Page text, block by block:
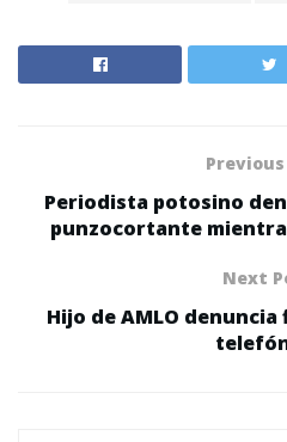
Periodista potosino
punzocortante
Next
Hijo de AMLO